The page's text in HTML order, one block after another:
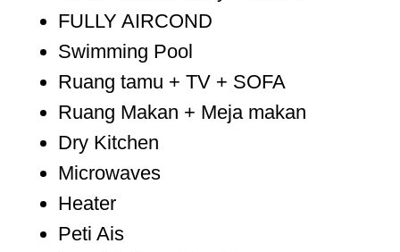
FULLY AIRCOND
Swimming Pool
Ruang tamu + TV + SOFA
Ruang Makan + Meja makan
Dry Kitchen
Microwaves
Heater
Peti Ais